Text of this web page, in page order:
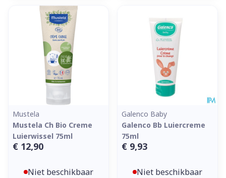
Mustela
Mustela Ch Bio Creme
Luierwissel 75ml
€ 12,90
Niet beschikbaar
Galenco Baby
Galenco Bb Luiercreme
75ml
€ 9,93
Niet beschikbaar